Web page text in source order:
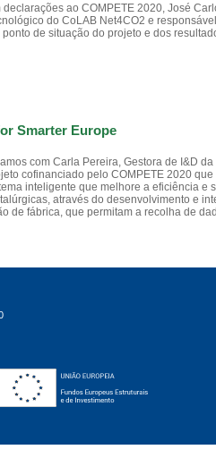
declarações ao COMPETE 2020, José
do CoLAB Net4CO2 e
ponto de situação do projeto e dos
Smarter Europe
com Carla Pereira, Gestora de I&D
cofinanciado pelo COMPETE 2020
inteligente que melhore a eficiência e
através do desenvolvimento e
de fábrica, que permitam a recolha de